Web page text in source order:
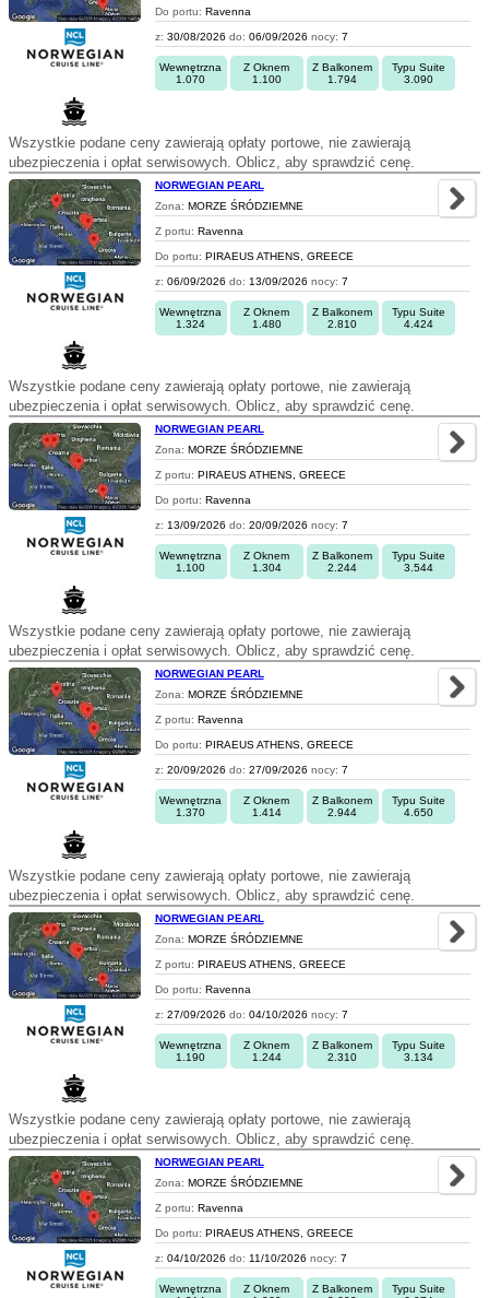
Do portu: Ravenna
z: 30/08/2026 do: 06/09/2026 nocy: 7
Wewnętrzna
1.070
Z Oknem
1.100
Z Balkonem
1.794
Typu Suite
3.090
Wszystkie podane ceny zawierają opłaty portowe, nie zawierają
ubezpieczenia i opłat serwisowych. Oblicz, aby sprawdzić cenę.
NORWEGIAN PEARL
Zona: MORZE ŚRÓDZIEMNE
Z portu: Ravenna
Do portu: PIRAEUS ATHENS, GREECE
z: 06/09/2026 do: 13/09/2026 nocy: 7
Wewnętrzna
1.324
Z Oknem
1.480
Z Balkonem
2.810
Typu Suite
4.424
Wszystkie podane ceny zawierają opłaty portowe, nie zawierają
ubezpieczenia i opłat serwisowych. Oblicz, aby sprawdzić cenę.
NORWEGIAN PEARL
Zona: MORZE ŚRÓDZIEMNE
Z portu: PIRAEUS ATHENS, GREECE
Do portu: Ravenna
z: 13/09/2026 do: 20/09/2026 nocy: 7
Wewnętrzna
1.100
Z Oknem
1.304
Z Balkonem
2.244
Typu Suite
3.544
Wszystkie podane ceny zawierają opłaty portowe, nie zawierają
ubezpieczenia i opłat serwisowych. Oblicz, aby sprawdzić cenę.
NORWEGIAN PEARL
Zona: MORZE ŚRÓDZIEMNE
Z portu: Ravenna
Do portu: PIRAEUS ATHENS, GREECE
z: 20/09/2026 do: 27/09/2026 nocy: 7
Wewnętrzna
1.370
Z Oknem
1.414
Z Balkonem
2.944
Typu Suite
4.650
Wszystkie podane ceny zawierają opłaty portowe, nie zawierają
ubezpieczenia i opłat serwisowych. Oblicz, aby sprawdzić cenę.
NORWEGIAN PEARL
Zona: MORZE ŚRÓDZIEMNE
Z portu: PIRAEUS ATHENS, GREECE
Do portu: Ravenna
z: 27/09/2026 do: 04/10/2026 nocy: 7
Wewnętrzna
1.190
Z Oknem
1.244
Z Balkonem
2.310
Typu Suite
3.134
Wszystkie podane ceny zawierają opłaty portowe, nie zawierają
ubezpieczenia i opłat serwisowych. Oblicz, aby sprawdzić cenę.
NORWEGIAN PEARL
Zona: MORZE ŚRÓDZIEMNE
Z portu: Ravenna
Do portu: PIRAEUS ATHENS, GREECE
z: 04/10/2026 do: 11/10/2026 nocy: 7
Wewnętrzna
Z Oknem
Z Balkonem
Typu Suite